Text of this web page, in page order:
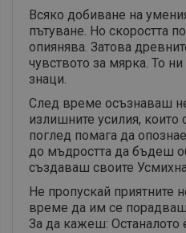
Всяко добиване на
пътуване. Но скоростта
опиянява. Затова
чувството за мярка. То
знаци.
След време осъзнаваш
излишните усилия, които
поглед помага да
до мъдростта да бъдеш
създаваш своите
Не пропускай приятните
време да им се
За да кажеш: Останалото